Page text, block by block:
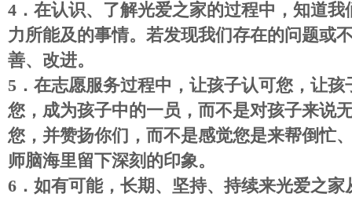
4 ． 在认识、了解光爱之家的过程中，知道
力所能及的事情。若发现我们存在的问题或
善、改进。
5 ． 在志愿服务过程中，让孩子认可您，让
您，成为孩子中的一员，而不是对孩子来说
您，并赞扬你们，而不是感觉您是来帮倒忙
师脑海里留下深刻的印象。
6 ． 如有可能，长期、坚持、持续来光爱之